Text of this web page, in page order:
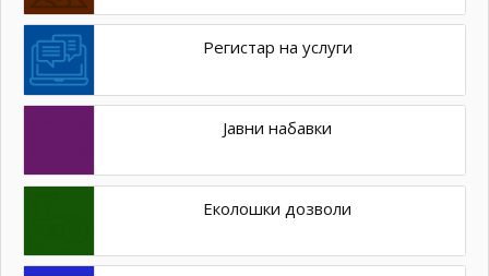
Регистар на услуги
Јавни набавки
Еколошки дозволи